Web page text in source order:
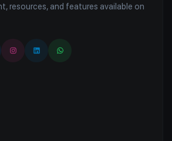
resources, and features available on